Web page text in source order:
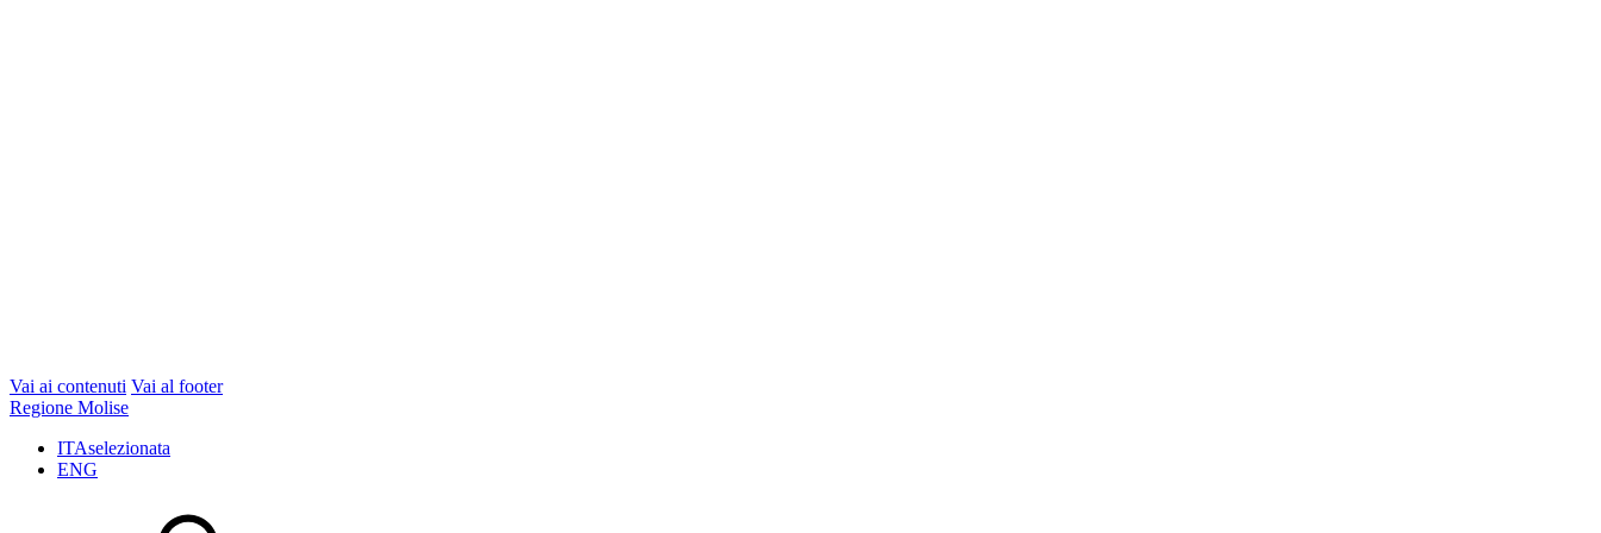
Vai ai contenuti Vai al footer
Regione Molise
ITAselezionata
ENG